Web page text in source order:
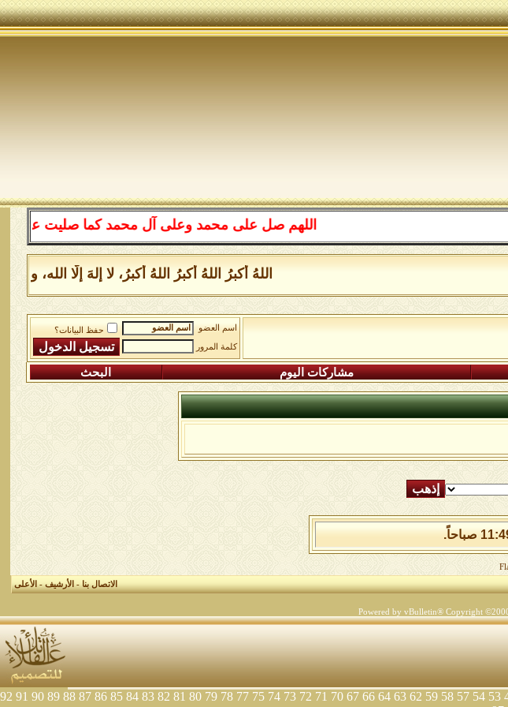
اللهم صل على محمد وعلى آل محمد كما صليت على
اللهُ أكبرُ اللهُ أكبرُ اللهُ أكبرُ، لا إلهَ إلَّا الله،
اسم العضو
حفظ البيانات؟
كلمة المرور
مشاركات اليوم البحث
الاتصال بنا-الأرشيف-الأعلى
Powered by vBulletin® Copyright
53
54
57
58
59
62
63
64
66
67
70
71
72
73
74
75
77
78
79
80
81
82
83
84
85
86
87
88
89
90
91
92